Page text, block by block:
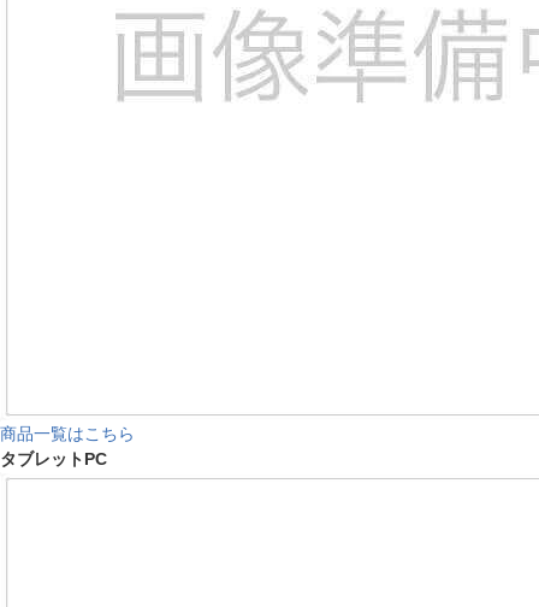
商品一覧はこちら
タブレットPC